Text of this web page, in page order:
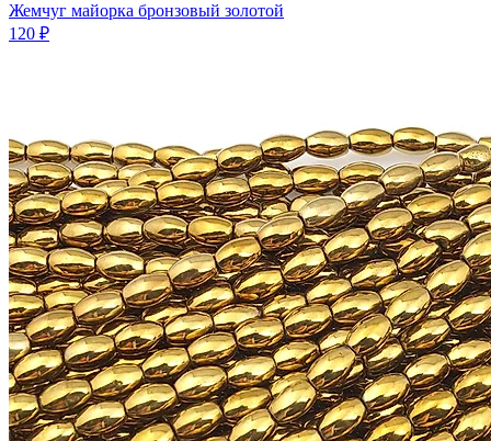
Жемчуг майорка бронзовый золотой
120 ₽